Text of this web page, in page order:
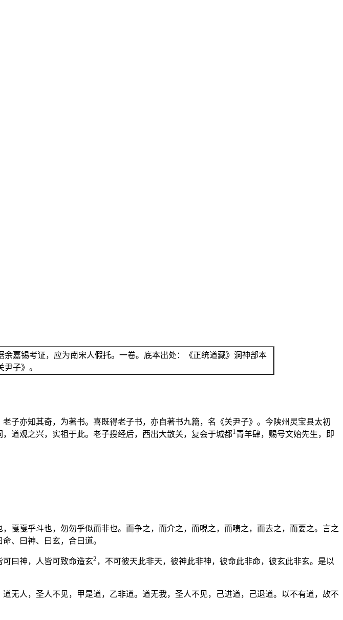
嘉锡考证，应为南宋人假托。一卷。底本出处：《正统道藏》洞神部本
子》。
子亦知其奇，为著书。喜既得老子书，亦自著书九篇，名《关尹子》。今陕州灵宝县太初
道观之兴，实祖于此。老子授经后，西出大散关，复会于城都1 青羊肆，赐号文始先生，即
戛戛乎斗也，勿勿乎似而非也。而争之，而介之，而哯之，而啧之，而去之，而要之。言之
、曰神、曰玄，合曰道。
曰神，人皆可致命造玄2 ，不可彼天此非天，彼神此非神，彼命此非命，彼玄此非玄。是以
无人，圣人不见，甲是道，乙非道。道无我，圣人不见，己进道，己退道。以不有道，故不